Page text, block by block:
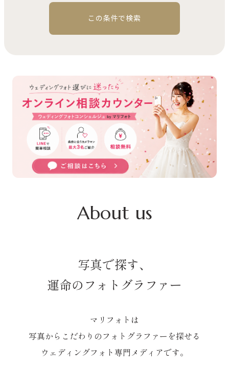
この条件で検索
About us
写真で探す、
運命のフォトグラファー
マリフォトは
写真からこだわりのフォトグラファーを探せる
ウェディングフォト専門メディアです。